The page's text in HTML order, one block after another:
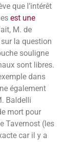
que l’intérêt
est une
M. de
sur la question
souligne
sont libres.
dans
également
Baldelli
mort pour
Tavernost (les
car il y a